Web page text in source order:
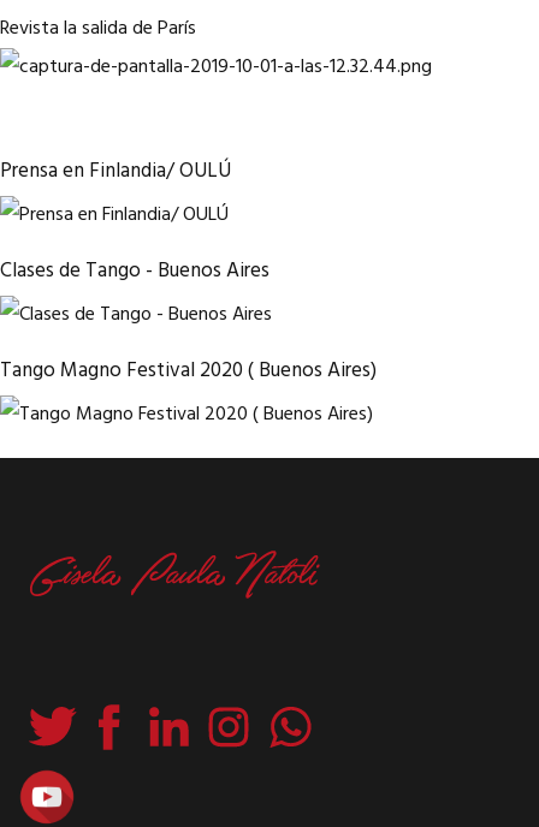
Revista la salida de París
Prensa en Finlandia/ OULÚ
Clases de Tango - Buenos Aires
Tango Magno Festival 2020 ( Buenos Aires)